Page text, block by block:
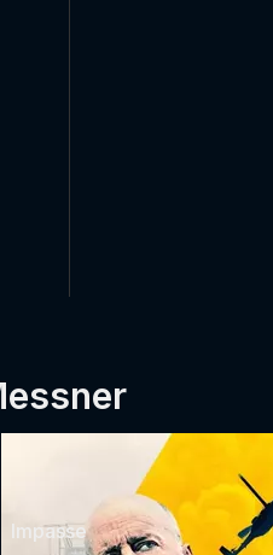
Impasse